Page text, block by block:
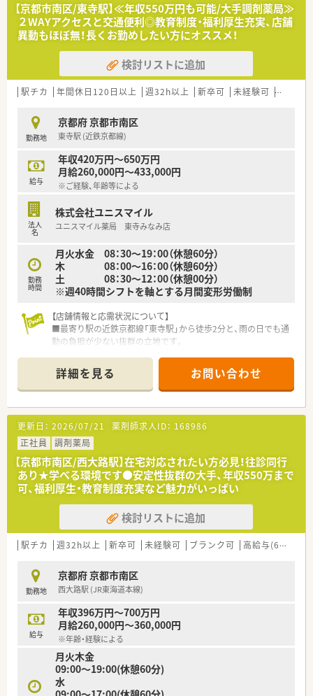
【京都市南区/東寺駅】≪年収550万円も可能/大手調剤薬局≫
２WAYアクセスと交通便利◎教育制度・福利厚生充実、店舗
異動もほぼ無！長くお勤めしたい方にオススメ！
検討リストに追加
駅チカ 年間休日120日以上 週32h以上 新卒可 未経験可 ブラン
勤務地
京都府 京都市南区
東寺駅 (近鉄京都線)
給与
年収420万円～650万円
月給260,000円～433,000円
※ご経験、年齢等による
法人
名
株式会社ユニスマイル
ユニスマイル薬局 東寺みなみ店
勤務
時間
月火水金 08：30～19：00（休憩60分）
木 08：00～16：00（休憩60分）
土 08：30～12：00（休憩00分）
※週40時間シフトを軸とする月間変形労働制
【店舗情報と応需状況について】
■最寄り駅の近鉄京都線「東寺駅」から徒歩2分と、雨の日でも通
勤の負担が少ない抜群の立地です。
箋枚数は平均で約40枚です。
■常に薬剤師2～3名体制で業務にあたっており、一人ひとりが
落ち着いて患者様と向き合えます。
【法人特徴について】
■大手調剤薬局チェーン同士の合併により誕生した、安定した経
営基盤と将来性を持つ大手企業です。
■全店舗に最新の電子薬歴「Musubi」を導入し、薬剤師が対人業
務に集中できる環境を整えています。
■各店舗に医療安全の専門家を配置するなど、安心して働ける
「絶対安全」な職場環境を追求します。
【求人情報について】
■ご自身の希望やライフプランに合わせて4つの勤務コースから
選択でき、最大で年収650万円も可能です。
■自己負担2割から利用できる手厚い借上げ社宅制度があり、新
生活を経済的に力強くサポートします。
【こんな取り組みをしています】
■業界で初めて動機付け面接法（MI）研修を導入し、患者様の治
療意欲を高める会話術を学べます。
■入社時に画一的な研修ではなく、個々の経験やスキルに合わせ
たオーダーメイドの研修を実施します。
■全店舗に医療安全の専門家（MRC）を配置し、薬剤師が安心し
て業務に集中できる環境を追求します。
詳細を見る お問い合わせ
更新日： 2026/07/21 薬剤師求人ID： 168986
正社員
調剤薬局
【京都市南区/西大路駅】在宅対応されたい方必見！往診同行
あり★学べる環境です●安定性抜群の大手、年収550万まで
可、福利厚生・教育制度充実など魅力がいっぱい
検討リストに追加
駅チカ 週32h以上 新卒可 未経験可 ブランク可 高給与(600万円以上)
勤務地
京都府 京都市南区
西大路駅 (JR東海道本線)
給与
年収396万円～700万円
月給260,000円～360,000円
※年齢・経験による
月火木金
09:00～19:00(休憩60分)
水